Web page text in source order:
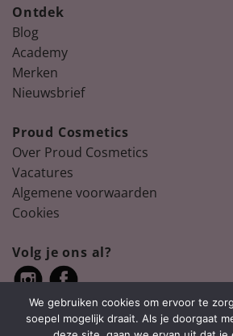
Ontdek
Blog
Academy
Merken
Nieuwsbrief
Proud Cosmetics
Over Proud Cosmetics
Vacatures
Algemene voorwaarden
Cookies
Volg je ons al?
We gebruiken cookies om ervoor te
soepel mogelijk draait. Als je doorgaat